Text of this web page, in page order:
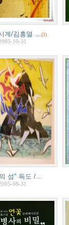
계/김흥열 …(3)
10-31
섬" 독도 /…
08-31